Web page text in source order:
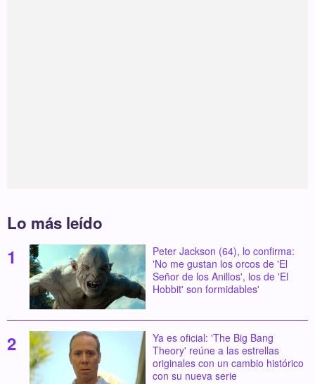
Lo más leído
Peter Jackson (64), lo confirma:
'No me gustan los orcos de 'El
Señor de los Anillos', los de 'El
Hobbit' son formidables'
Ya es oficial: 'The Big Bang
Theory' reúne a las estrellas
originales con un cambio histórico
con su nueva serie